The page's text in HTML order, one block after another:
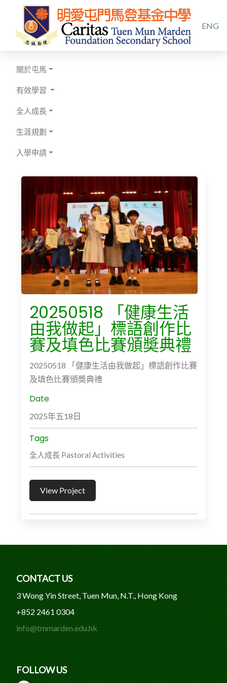
ENG
關於屯馬
有效學習
全人成長
生涯規劃
入學申請
20250518 「健康生活
由我做起」標語創作比
賽及填色比賽頒奬典禮
20250518 「健康生活由我做起」標語創作比賽
及填色比賽頒奬典禮
Date
2025年五18日
Tags
全人成長 Pastoral Activities
View Project
CONTACT US
3 Wong Yin Street, Tuen Mun, N.T., Hong Kong
+852 2461 0304
info@tmmarden.edu.hk
FOLLOW US